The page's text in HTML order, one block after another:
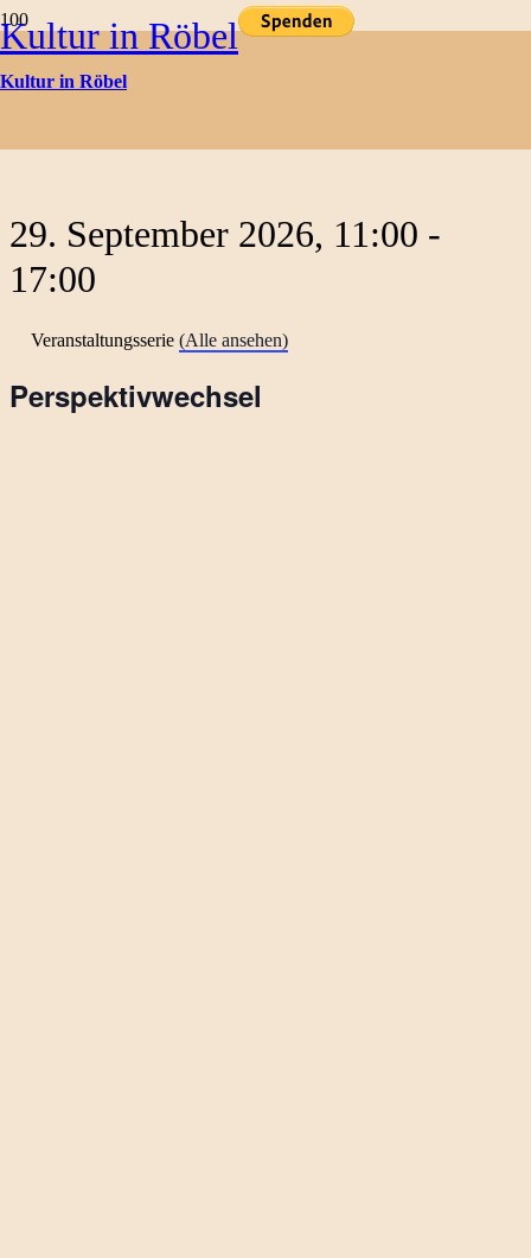
Kultur in Röbel
Kultur in Röbel
Kulturtermine
29. September 2026, 11:00 -
17:00
Veranstaltungsserie (Alle ansehen)
Perspektivwechsel